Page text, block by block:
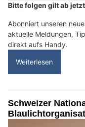
Bitte folgen gilt ab
Abonniert unseren
aktuelle Meldungen,
direkt aufs Handy.
Weiterlesen
Schweizer